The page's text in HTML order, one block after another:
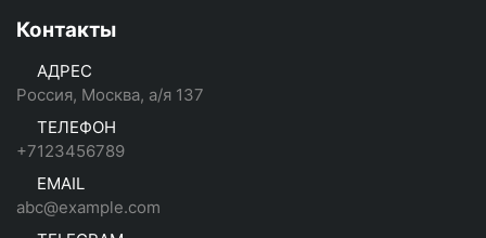
Контакты
АДРЕС
Россия, Москва, а/я 137
ТЕЛЕФОН
+7123456789
EMAIL
abc@example.com